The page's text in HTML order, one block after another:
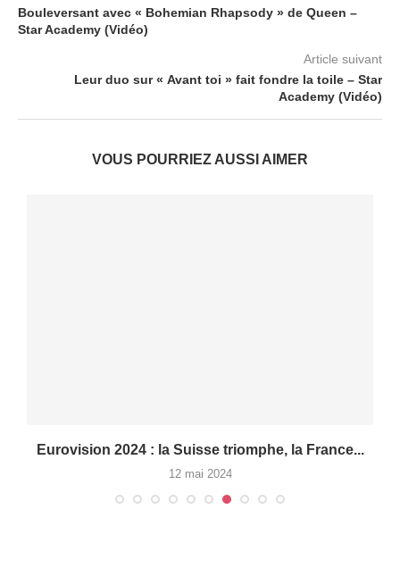
Bouleversant avec « Bohemian Rhapsody » de Queen –
Star Academy (Vidéo)
Article suivant
Leur duo sur « Avant toi » fait fondre la toile – Star
Academy (Vidéo)
VOUS POURRIEZ AUSSI AIMER
Eurovision 2024 : la Suisse triomphe, la France...
12 mai 2024